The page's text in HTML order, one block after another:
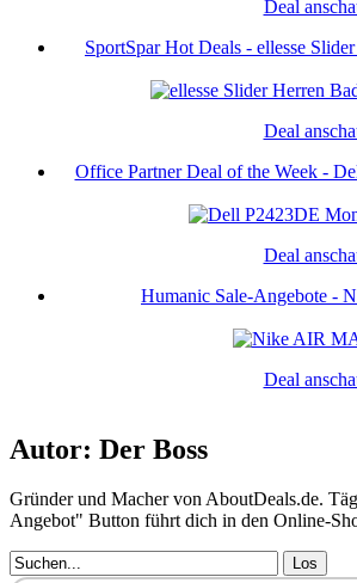
Deal
SportSpar Hot Deals - ellesse
Deal
Office Partner Deal of the Week -
Deal
Humanic Sale-Angebote -
Deal
Autor: Der Boss
Gründer und Macher von AboutDeals.de.
Angebot" Button führt dich in den Online-
Los